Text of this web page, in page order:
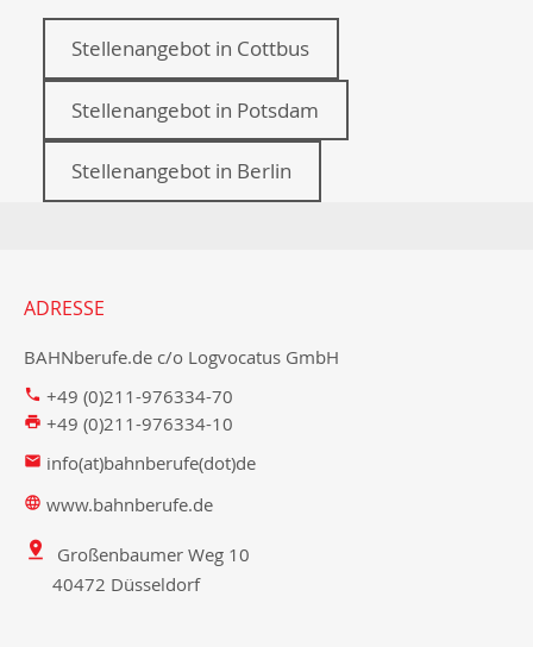
Stellenangebot in Cottbus
Stellenangebot in Potsdam
Stellenangebot in Berlin
ADRESSE
BAHNberufe.de c/o Logvocatus GmbH
+49 (0)211-976334-70
+49 (0)211-976334-10
info(at)bahnberufe(dot)de
www.bahnberufe.de
Großenbaumer Weg 10
40472 Düsseldorf